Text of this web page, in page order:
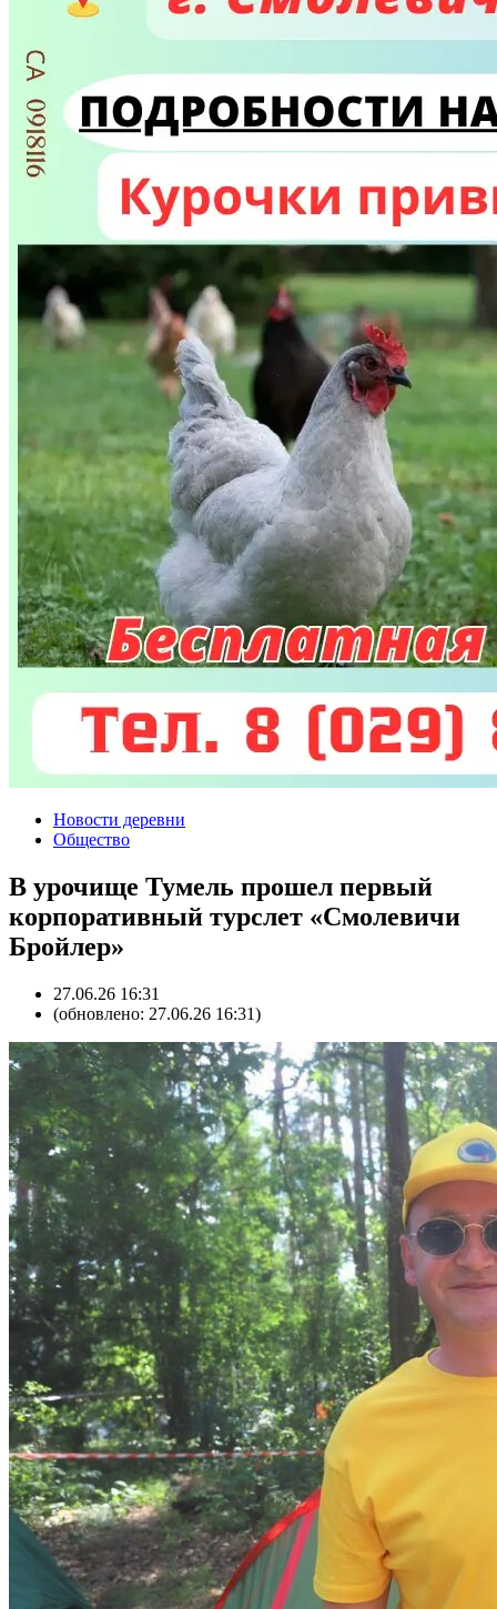
Новости деревни
Общество
В урочище Тумель прошел первый
корпоративный турслет «Смолевичи
Бройлер»
27.06.26 16:31
(обновлено: 27.06.26 16:31)